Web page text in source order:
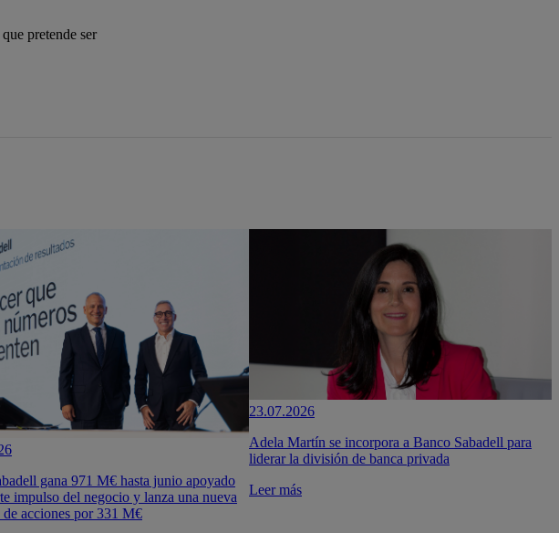
pretende ser
gana 971 M€ hasta junio apoyado
impulso del negocio y lanza una nueva
de acciones por 331 M€
23.07.2026
Adela Martín se incorpora a Banco Sabadell para
liderar la división de banca privada
Leer más